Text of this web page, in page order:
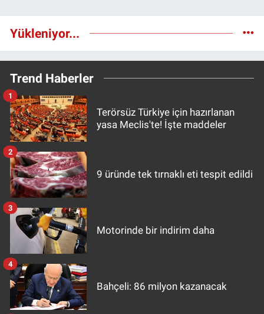
Yükleniyor...
Trend Haberler
Terörsüz Türkiye için hazırlanan
yasa Meclis'te! İşte maddeler
1
9 üründe tek tırnaklı eti tespit edildi
2
Motorinde bir indirim daha
3
Bahçeli: 86 milyon kazanacak
4